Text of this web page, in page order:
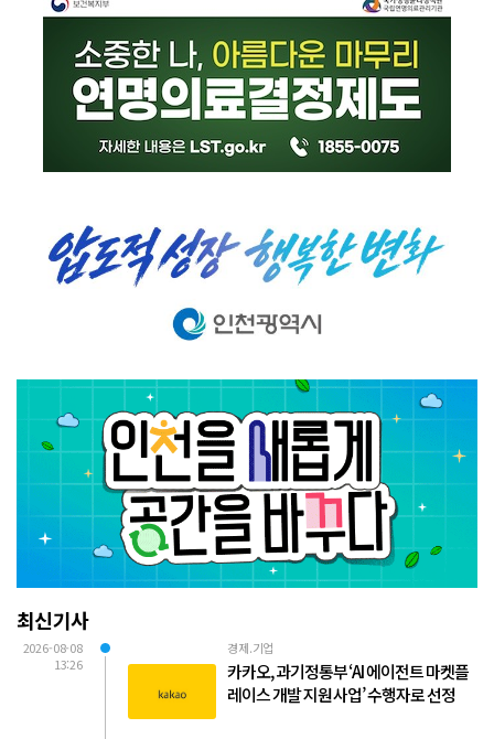
최신기사
2026-08-08
13:26
경제.기업
카카오, 과기정통부 ‘AI 에이전트 마켓플
레이스 개발 지원 사업’ 수행자로 선정